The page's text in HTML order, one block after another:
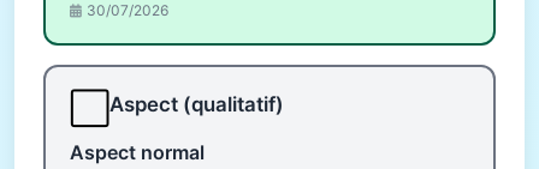
30/07/2026
Aspect (qualitatif)
Aspect normal